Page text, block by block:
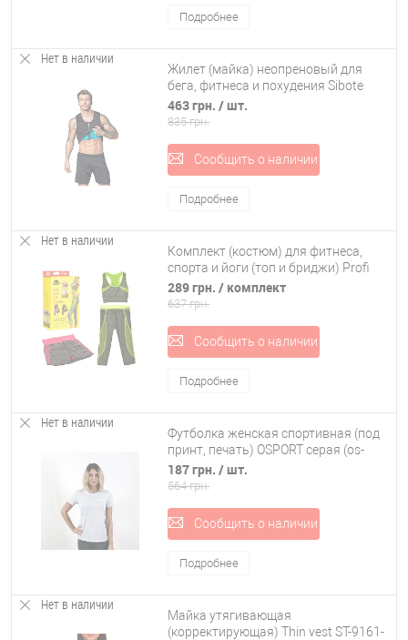
Подробнее
Нет в наличии
Жилет (майка) неопреновый для
бега, фитнеса и похудения Sibote
(MS 2057)
463 грн. / шт.
835 грн.
Сообщить о наличии
Подробнее
Нет в наличии
Комплект (костюм) для фитнеса,
спорта и йоги (топ и бриджи) Profi
(MS 2055-2)
289 грн. / комплект
637 грн.
Сообщить о наличии
Подробнее
Нет в наличии
Футболка женская спортивная (под
принт, печать) OSPORT серая (os-
0002-3)
187 грн. / шт.
564 грн.
Сообщить о наличии
Подробнее
Нет в наличии
Майка утягивающая
(корректирующая) Thin vest ST-9161-